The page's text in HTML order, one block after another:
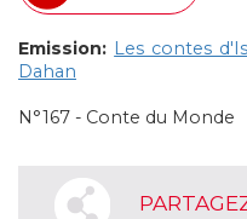
Emission: Les contes
Dahan
N°167 - Conte du Monde